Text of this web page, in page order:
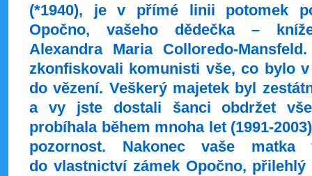
(*1940), je v přímé linii potomek
Opočno, vašeho dědečka –
Alexandra Maria Colloredo-Mansfeld.
zkonfiskovali komunisti vše, co bylo
do vězení. Veškerý majetek byl
a vy jste dostali šanci obdržet
probíhala během mnoha let (1991-
pozornost. Nakonec vaše
do vlastnictví zámek Opočno,